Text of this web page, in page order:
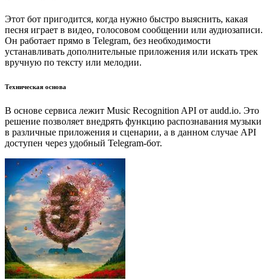
Этот бот пригодится, когда нужно быстро выяснить, какая
песня играет в видео, голосовом сообщении или аудиозаписи.
Он работает прямо в Telegram, без необходимости
устанавливать дополнительные приложения или искать трек
вручную по тексту или мелодии.
Техническая основа
В основе сервиса лежит Music Recognition API от audd.io. Это
решение позволяет внедрять функцию распознавания музыки
в различные приложения и сценарии, а в данном случае API
доступен через удобный Telegram-бот.